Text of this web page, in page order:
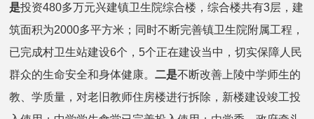
是投资480多万元兴建镇卫生院综合楼，综合楼共有3层，建
筑面积为2000多平方米；同时不断完善镇卫生院附属工程，
已完成村卫生站建设6个，5个正在建设当中，切实保障人民
群众的生命安全和身体健康。二是不断改善上陵中学师生的
教、学质量，对老旧教师住房楼进行拆除，新楼建设竣工投